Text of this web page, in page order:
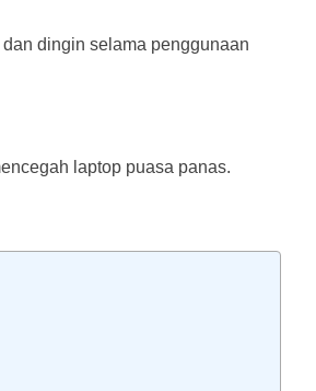
dingin selama penggunaan
laptop puasa panas.